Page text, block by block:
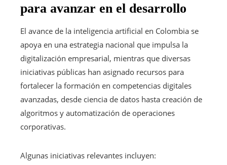
para avanzar en el desarrollo
El avance de la inteligencia artificial en Colombia se
apoya en una estrategia nacional que impulsa la
digitalización empresarial, mientras que diversas
iniciativas públicas han asignado recursos para
fortalecer la formación en competencias digitales
avanzadas, desde ciencia de datos hasta creación de
algoritmos y automatización de operaciones
corporativas.
Algunas iniciativas relevantes incluyen: